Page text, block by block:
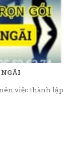
việc thành lập